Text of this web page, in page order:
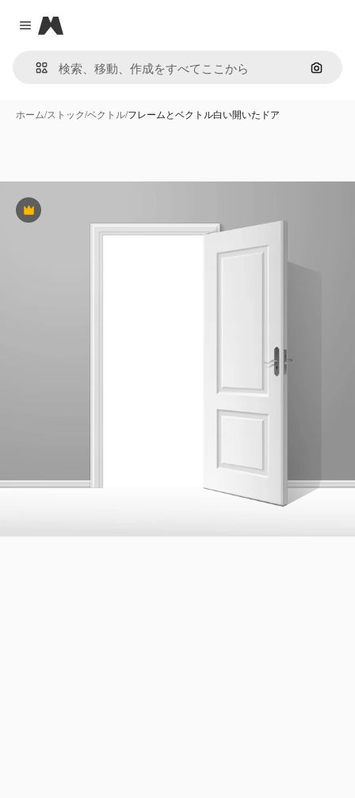
Close menu
Magnific
画像で
ホーム/ストック/ベクトル/フレームとベクトル白い開いたドア
Premium